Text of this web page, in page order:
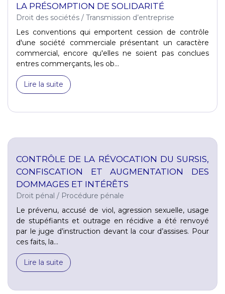
LA PRÉSOMPTION DE SOLIDARITÉ
Droit des sociétés / Transmission d’entreprise
Les conventions qui emportent cession de contrôle
d'une société commerciale présentant un caractère
commercial, encore qu'elles ne soient pas conclues
entres commerçants, les ob...
Lire la suite
CONTRÔLE DE LA RÉVOCATION DU SURSIS,
CONFISCATION ET AUGMENTATION DES
DOMMAGES ET INTÉRÊTS
Droit pénal / Procédure pénale
Le prévenu, accusé de viol, agression sexuelle, usage
de stupéfiants et outrage en récidive a été renvoyé
par le juge d’instruction devant la cour d’assises. Pour
ces faits, la...
Lire la suite